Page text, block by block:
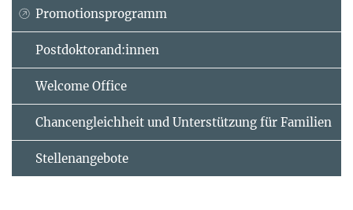
Promotionsprogramm
Postdoktorand:innen
Welcome Office
Chancengleichheit und Unterstützung für Familien
Stellenangebote